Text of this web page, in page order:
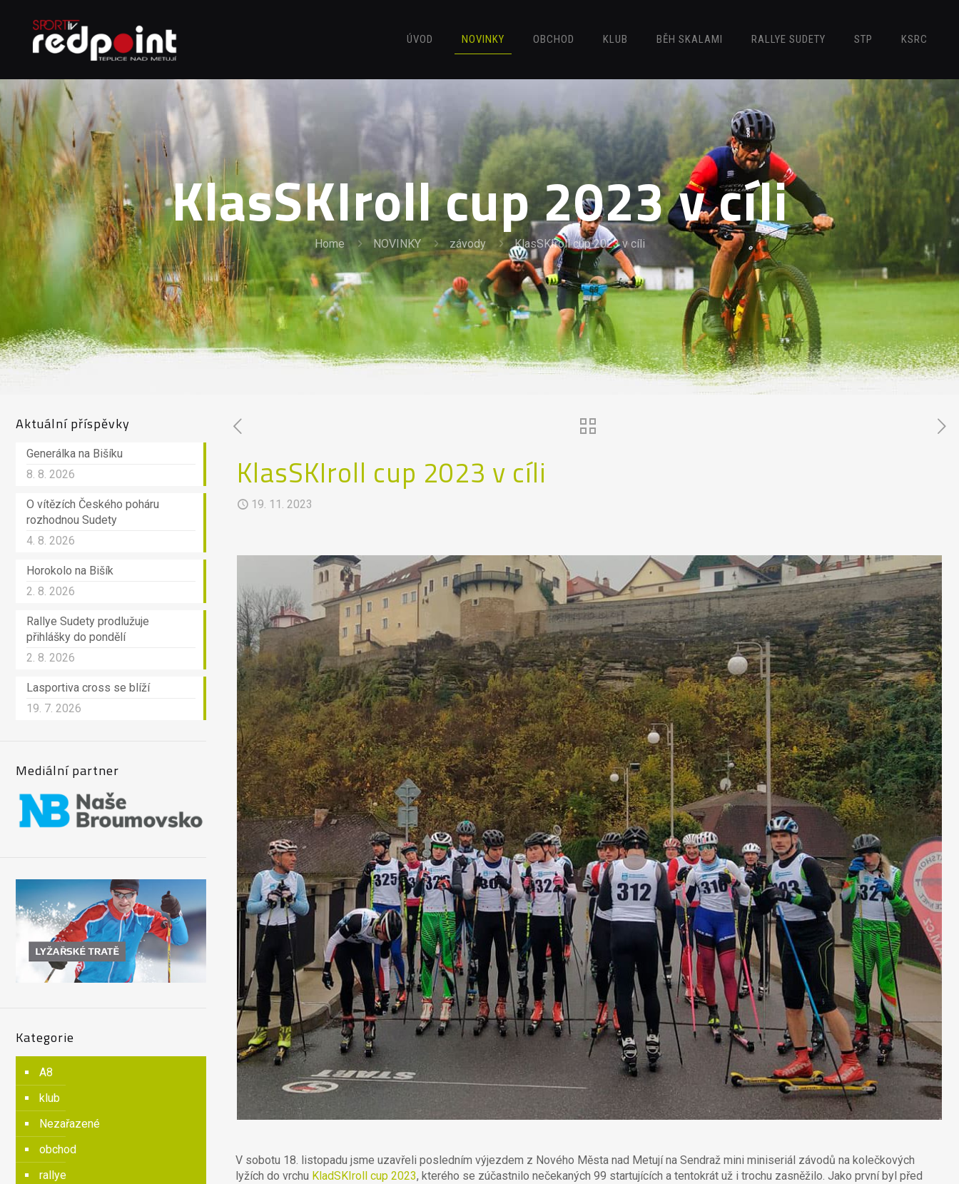
ÚVOD NOVINKY OBCHOD KLUB BĚH SKALAMI RALLYE SUDETY STP KSRC
KlasSKIroll cup 2023 v cíli
Home NOVINKY závody KlasSKIroll cup 2023 v cíli
KlasSKIroll cup 2023 v cíli
19. 11. 2023
V sobotu 18. listopadu jsme uzavřeli posledním výjezdem z Nového Města nad Metují na Sendraž mini miniseriál závodů na kolečkových
lyžích do vrchu KladSKIroll cup 2023, kterého se zúčastnilo nečekaných 99 startujících a tentokrát už i trochu zasněžilo. Jako první byl před
Aktuální příspěvky
Generálka na Bišíku
8. 8. 2026
O vítězích Českého poháru
rozhodnou Sudety
4. 8. 2026
Horokolo na Bišík
2. 8. 2026
Rallye Sudety prodlužuje
přihlášky do pondělí
2. 8. 2026
Lasportiva cross se blíží
19. 7. 2026
Mediální partner
Kategorie
A8
klub
Nezařazené
obchod
rallye